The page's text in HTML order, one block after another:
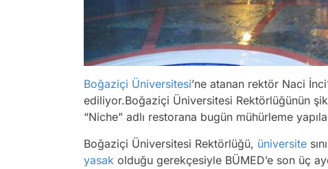
Boğaziçi Üniversitesi’ne atanan rektör Naci
ediliyor.Boğaziçi Üniversitesi Rektörlüğünün
“Niche” adlı restorana bugün mühürleme
Boğaziçi Üniversitesi Rektörlüğü, üniversite
yasak olduğu gerekçesiyle BÜMED’e son üç